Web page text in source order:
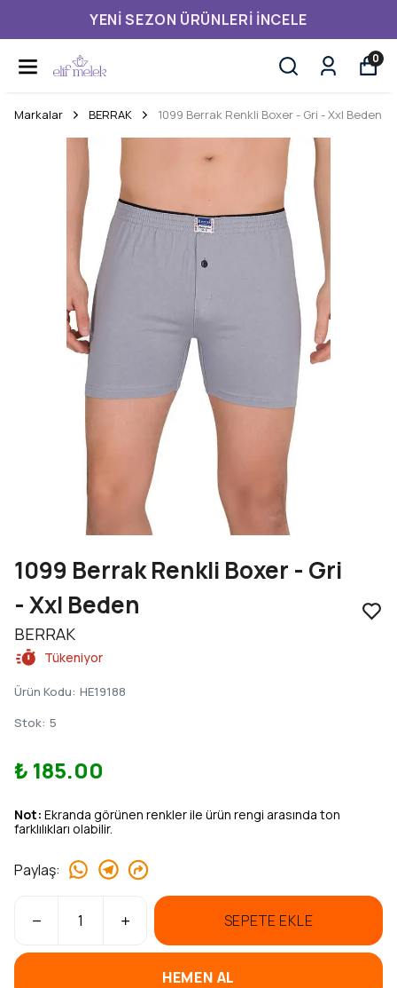
YENI SEZON ÜRÜNLERI İNCELE
0
Markalar BERRAK 1099 Berrak Renkli Boxer - Gri - Xxl Beden
1099 Berrak Renkli Boxer - Gri
- Xxl Beden
BERRAK
Tükeniyor
Ürün Kodu: HE19188
Stok: 5
₺ 185.00
Not: Ekranda görünen renkler ile ürün rengi arasında ton
farklılıkları olabilir.
Paylaş:
SEPETE EKLE
HEMEN AL